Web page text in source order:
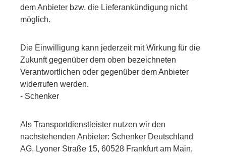
dem Anbieter bzw. die Lieferankündigung nicht
möglich.
Die Einwilligung kann jederzeit mit Wirkung für die
Zukunft gegenüber dem oben bezeichneten
Verantwortlichen oder gegenüber dem Anbieter
widerrufen werden.
- Schenker
Als Transportdienstleister nutzen wir den
nachstehenden Anbieter: Schenker Deutschland
AG, Lyoner Straße 15, 60528 Frankfurt am Main,